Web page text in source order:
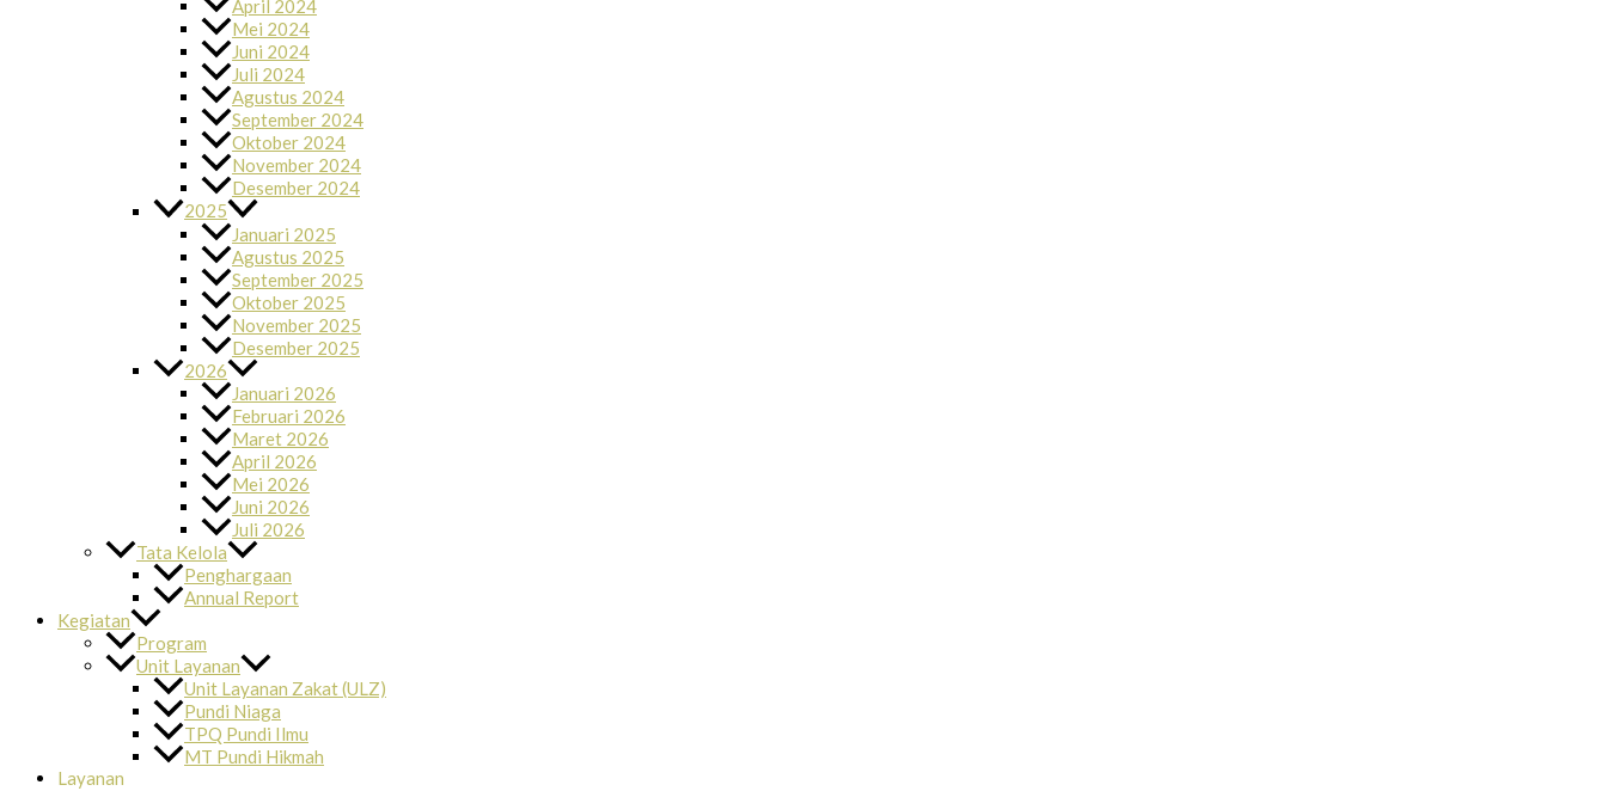
April 2024
Mei 2024
Juni 2024
Juli 2024
Agustus 2024
September 2024
Oktober 2024
November 2024
Desember 2024
2025
Januari 2025
Agustus 2025
September 2025
Oktober 2025
November 2025
Desember 2025
2026
Januari 2026
Februari 2026
Maret 2026
April 2026
Mei 2026
Juni 2026
Juli 2026
Tata Kelola
Penghargaan
Annual Report
Kegiatan
Program
Unit Layanan
Unit Layanan Zakat (ULZ)
Pundi Niaga
TPQ Pundi Ilmu
MT Pundi Hikmah
Layanan